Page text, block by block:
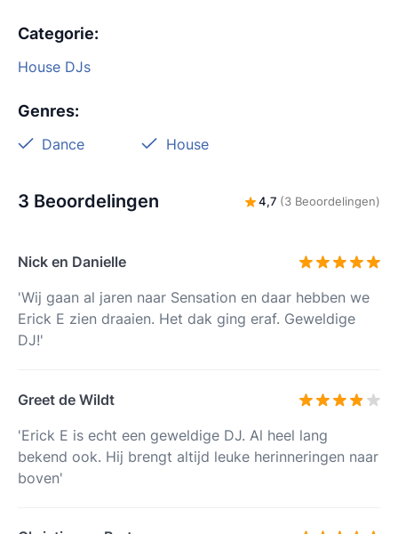
Categorie:
House DJs
Genres:
Dance House
3 Beoordelingen 4,7 (3 Beoordelingen)
Nick en Danielle
'Wij gaan al jaren naar Sensation en daar hebben we
Erick E zien draaien. Het dak ging eraf. Geweldige
DJ!'
Greet de Wildt
'Erick E is echt een geweldige DJ. Al heel lang
bekend ook. Hij brengt altijd leuke herinneringen naar
boven'